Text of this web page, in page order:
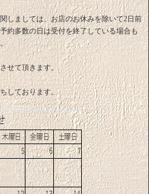
しましては、お店のお休みを除いて2日前
約多数の日は受付を終了している場合も
せて頂きます。
しております。